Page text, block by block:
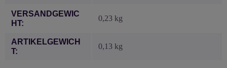
VERSANDGEWIC
HT:
0,23 kg
ARTIKELGEWICH
T:
0,13 kg